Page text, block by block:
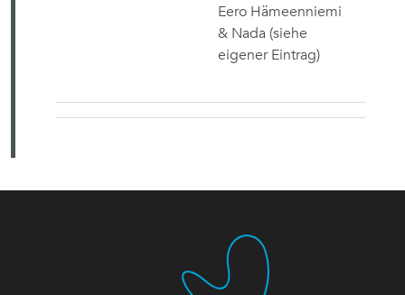
Eero Hämeenniemi
& Nada (siehe
eigener Eintrag)